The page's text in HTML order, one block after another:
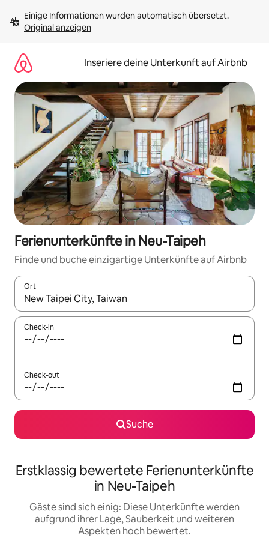
Inhalten
springenOriginal anzeigen
Inseriere deine Unterkunft auf Airbnb
Ferienunterkünfte in Neu-Taipeh
Finde und buche einzigartige Unterkünfte auf Airbnb
Ort
Wenn Ergebnisse verfügbar sind, navigiere mit den
Check-in
Check-out
Suche
Erstklassig bewertete Ferienunterkünfte
in Neu-Taipeh
Gäste sind sich einig: Diese Unterkünfte werden
aufgrund ihrer Lage, Sauberkeit und weiteren
Aspekten hoch bewertet.